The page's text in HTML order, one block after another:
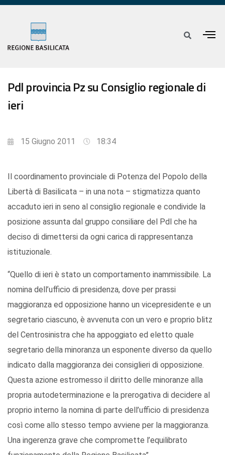
Pdl provincia Pz su Consiglio regionale di
ieri
15 Giugno 2011 18:34
Il coordinamento provinciale di Potenza del Popolo della
Libertà di Basilicata – in una nota – stigmatizza quanto
accaduto ieri in seno al consiglio regionale e condivide la
posizione assunta dal gruppo consiliare del Pdl che ha
deciso di dimettersi da ogni carica di rappresentanza
istituzionale.
“Quello di ieri è stato un comportamento inammissibile. La
nomina dell’ufficio di presidenza, dove per prassi
maggioranza ed opposizione hanno un vicepresidente e un
segretario ciascuno, è avvenuta con un vero e proprio blitz
del Centrosinistra che ha appoggiato ed eletto quale
segretario della minoranza un esponente diverso da quello
indicato dalla maggioranza dei consiglieri di opposizione.
Questa azione estromesso il diritto delle minoranze alla
propria autodeterminazione e la prerogativa di decidere al
proprio interno la nomina di parte dell’ufficio di presidenza
così come allo stesso tempo avviene per la maggioranza.
Una ingerenza grave che compromette l’equilibrato